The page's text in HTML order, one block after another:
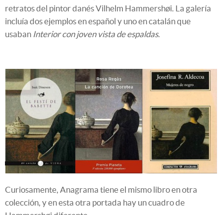
retratos del pintor danés Vilhelm Hammershøi. La galería
incluía dos ejemplos en español y uno en catalán que
usaban Interior con joven vista de espaldas.
Curiosamente, Anagrama tiene el mismo libro en otra
colección, y en esta otra portada hay un cuadro de